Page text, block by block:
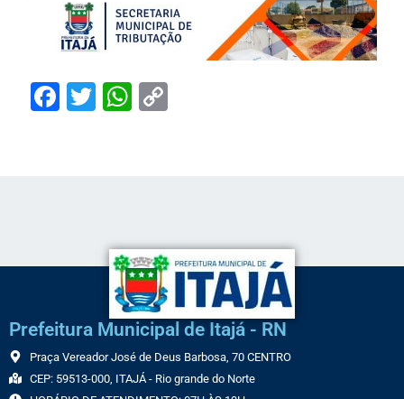
Facebook
TwitterWhatsApp
Prefeitura Municipal de Itajá - RN
Praça Vereador José de Deus Barbosa, 70 CENTRO
CEP: 59513-000, ITAJÁ - Rio grande do Norte